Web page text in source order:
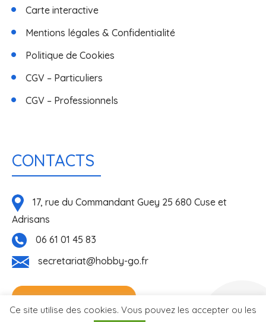
Carte interactive
Mentions légales & Confidentialité
Politique de Cookies
CGV – Particuliers
CGV – Professionnels
CONTACTS
17, rue du Commandant Guey 25 680 Cuse et
Adrisans
06 61 01 45 83
secretariat@hobby-go.fr
NOUS CONTACTER
par l'agence
Ce site utilise des cookies. Vous pouvez les accepter ou les